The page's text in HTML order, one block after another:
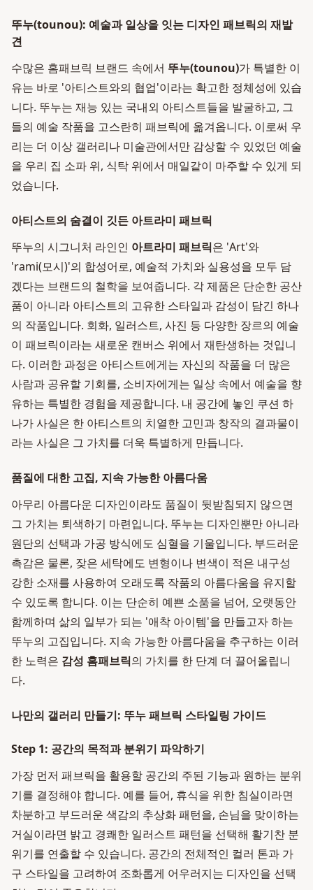
뚜누(tounou): 예술과 일상을 잇는 디자인 패브릭의 재발
견
수많은 홈패브릭 브랜드 속에서 뚜누(tounou)가 특별한 이
유는 바로 '아티스트와의 협업'이라는 확고한 정체성에 있습
니다. 뚜누는 재능 있는 국내외 아티스트들을 발굴하고, 그
들의 예술 작품을 고스란히 패브릭에 옮겨옵니다. 이로써 우
리는 더 이상 갤러리나 미술관에서만 감상할 수 있었던 예술
을 우리 집 소파 위, 식탁 위에서 매일같이 마주할 수 있게 되
었습니다.
아티스트의 숨결이 깃든 아트라미 패브릭
뚜누의 시그니처 라인인 아트라미 패브릭은 'Art'와
'rami(모시)'의 합성어로, 예술적 가치와 실용성을 모두 담
겠다는 브랜드의 철학을 보여줍니다. 각 제품은 단순한 공산
품이 아니라 아티스트의 고유한 스타일과 감성이 담긴 하나
의 작품입니다. 회화, 일러스트, 사진 등 다양한 장르의 예술
이 패브릭이라는 새로운 캔버스 위에서 재탄생하는 것입니
다. 이러한 과정은 아티스트에게는 자신의 작품을 더 많은
사람과 공유할 기회를, 소비자에게는 일상 속에서 예술을 향
유하는 특별한 경험을 제공합니다. 내 공간에 놓인 쿠션 하
나가 사실은 한 아티스트의 치열한 고민과 창작의 결과물이
라는 사실은 그 가치를 더욱 특별하게 만듭니다.
품질에 대한 고집, 지속 가능한 아름다움
아무리 아름다운 디자인이라도 품질이 뒷받침되지 않으면
그 가치는 퇴색하기 마련입니다. 뚜누는 디자인뿐만 아니라
원단의 선택과 가공 방식에도 심혈을 기울입니다. 부드러운
촉감은 물론, 잦은 세탁에도 변형이나 변색이 적은 내구성
강한 소재를 사용하여 오래도록 작품의 아름다움을 유지할
수 있도록 합니다. 이는 단순히 예쁜 소품을 넘어, 오랫동안
함께하며 삶의 일부가 되는 '애착 아이템'을 만들고자 하는
뚜누의 고집입니다. 지속 가능한 아름다움을 추구하는 이러
한 노력은 감성 홈패브릭의 가치를 한 단계 더 끌어올립니
다.
나만의 갤러리 만들기: 뚜누 패브릭 스타일링 가이드
Step 1: 공간의 목적과 분위기 파악하기
가장 먼저 패브릭을 활용할 공간의 주된 기능과 원하는 분위
기를 결정해야 합니다. 예를 들어, 휴식을 위한 침실이라면
차분하고 부드러운 색감의 추상화 패턴을, 손님을 맞이하는
거실이라면 밝고 경쾌한 일러스트 패턴을 선택해 활기찬 분
위기를 연출할 수 있습니다. 공간의 전체적인 컬러 톤과 가
구 스타일을 고려하여 조화롭게 어우러지는 디자인을 선택